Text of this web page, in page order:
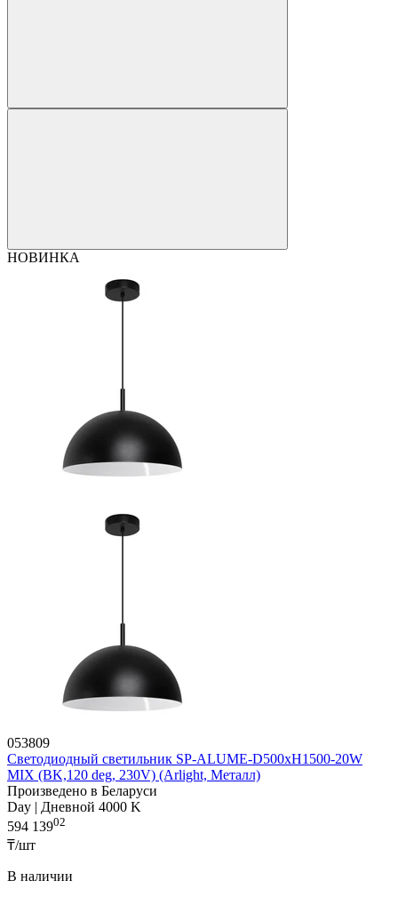
НОВИНКА
053809
Светодиодный светильник SP-ALUME-D500xH1500-20W
MIX (BK,120 deg, 230V) (Arlight, Металл)
Произведено в Беларуси
Day | Дневной 4000 K
594 13902
₸/шт
В наличии